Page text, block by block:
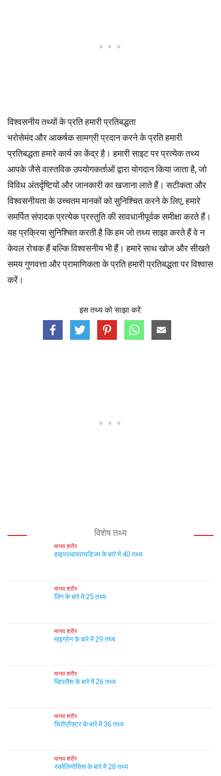
विश्वसनीय तथ्यों के प्रति हमारी प्रतिबद्धता
भरोसेमंद और आकर्षक सामग्री प्रदान करने के प्रति हमारी
प्रतिबद्धता हमारे कार्य का केंद्र है। हमारी साइट पर प्रत्येक तथ्य
आपके जैसे वास्तविक उपयोगकर्ताओं द्वारा योगदान किया जाता है, जो
विविध अंतर्दृष्टियों और जानकारी का खजाना लाते हैं। सटीकता और
विश्वसनीयता के उच्चतममानकोंको सुनिश्चित करने के लिए, हमारे
समर्पितसंपादकप्रत्येक प्रस्तुति की सावधानीपूर्वक समीक्षा करते हैं।
यह प्रक्रिया सुनिश्चित करती है कि हम जो तथ्य साझा करते हैं वे न
केवल रोचक हैं बल्कि विश्वसनीय भी हैं। हमारे साथ खोज और सीखते
समय गुणवत्ता और प्रामाणिकता के प्रति हमारी प्रतिबद्धता पर विश्वास
करें।
इस तथ्य को साझा करें:
विशेष तथ्य
मानव शरीर
हाइपरथायरायडिज्म के बारे में 40 तथ्य
मानव शरीर
लिंग के बारे में 25 तथ्य
मानव शरीर
माइग्रेन के बारे में 29 तथ्य
मानव शरीर
व्हिपलैश के बारे में 26 तथ्य
मानव शरीर
चिरोप्रैक्टर के बारे में 36 तथ्य
मानव शरीर
स्कोलियोसिस के बारे में 28 तथ्य